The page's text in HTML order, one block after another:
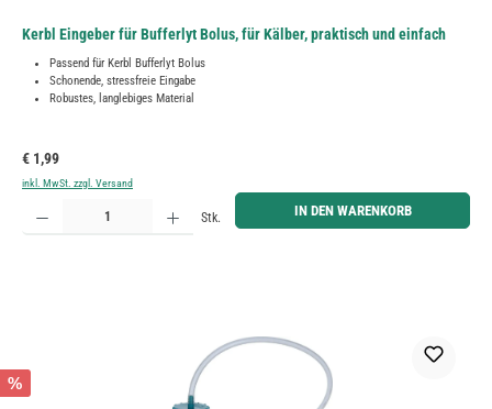
Kerbl Eingeber für Bufferlyt Bolus, für Kälber, praktisch und einfach
Passend für Kerbl Bufferlyt Bolus
Schonende, stressfreie Eingabe
Robustes, langlebiges Material
Regulärer Preis:
€ 1,99
inkl. MwSt. zzgl. Versand
Produkt Anzahl: Gib den gewünschten Wert ein oder benutze die Schaltflächen um die Anzahl zu
Stk. IN DEN WARENKORB
%